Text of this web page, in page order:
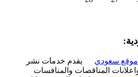
سعودي
يقدم خدمات نشر
المناقصات والمنافسات